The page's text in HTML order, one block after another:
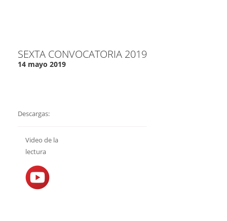
SEXTA CONVOCATORIA 2019
14 mayo 2019
Descargas:
Video de la
lectura